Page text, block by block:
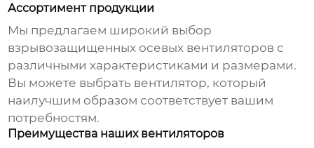
Ассортимент продукции
Мы предлагаем широкий выбор
взрывозащищенных осевых вентиляторов с
различными характеристиками и размерами.
Вы можете выбрать вентилятор, который
наилучшим образом соответствует вашим
потребностям.
Преимущества наших вентиляторов